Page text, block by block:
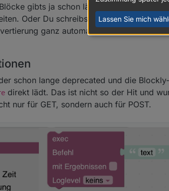
gibts ja schon länger. Und dann
Oder Du schreibst das Objekt direkt
ganz automatisch. Aber das
schon lange deprecated und die
direkt lädt. Das ist nicht so der Hit und
nur für GET, sondern auch für POST.
Lassen Sie mich